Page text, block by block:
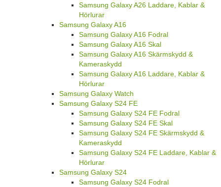
Samsung Galaxy A26 Laddare, Kablar &
Hörlurar
Samsung Galaxy A16
Samsung Galaxy A16 Fodral
Samsung Galaxy A16 Skal
Samsung Galaxy A16 Skärmskydd &
Kameraskydd
Samsung Galaxy A16 Laddare, Kablar &
Hörlurar
Samsung Galaxy Watch
Samsung Galaxy S24 FE
Samsung Galaxy S24 FE Fodral
Samsung Galaxy S24 FE Skal
Samsung Galaxy S24 FE Skärmskydd &
Kameraskydd
Samsung Galaxy S24 FE Laddare, Kablar &
Hörlurar
Samsung Galaxy S24
Samsung Galaxy S24 Fodral